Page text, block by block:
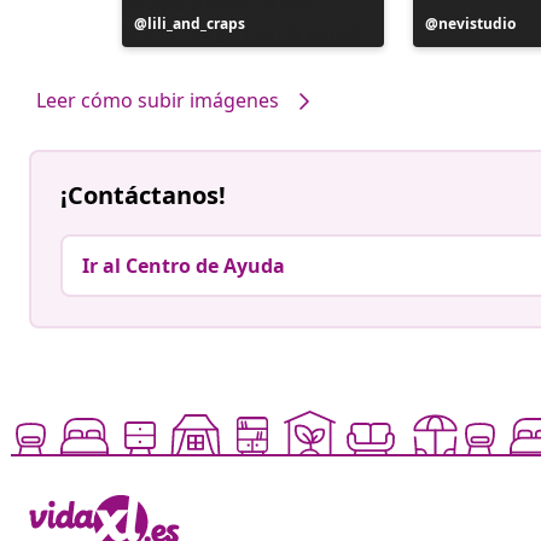
Publicación
realizada
lili_and_craps
Publicación
realizada
nevistudio
Leer cómo subir imágenes
¡Contáctanos!
Ir al Centro de Ayuda